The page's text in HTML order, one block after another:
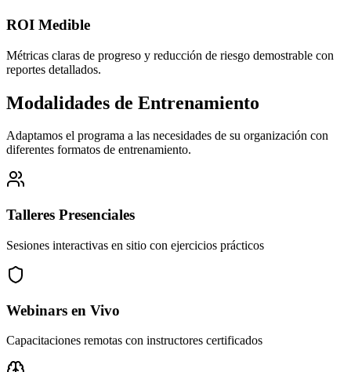
ROI Medible
Métricas claras de progreso y reducción de riesgo demostrable con
reportes detallados.
Modalidades de Entrenamiento
Adaptamos el programa a las necesidades de su organización con
diferentes formatos de entrenamiento.
Talleres Presenciales
Sesiones interactivas en sitio con ejercicios prácticos
Webinars en Vivo
Capacitaciones remotas con instructores certificados